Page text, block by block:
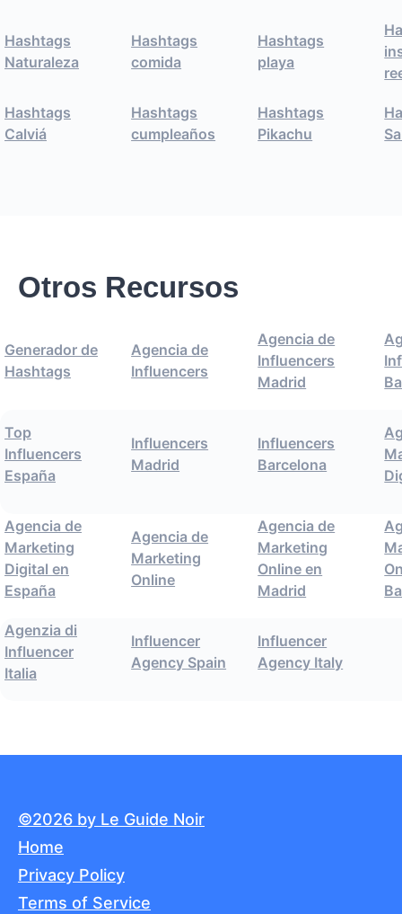
Hashtags
Naturaleza
Hashtags
comida
Hashtags
playa
Hashtags
Calviá
Hashtags
cumpleaños
Hashtags
Pikachu
Otros Recursos
Generador de
Hashtags
Agencia de
Influencers
Agencia de
Influencers
Madrid
Top
Influencers
España
Influencers
Madrid
Influencers
Barcelona
Agencia de
Marketing
Digital en
España
Agencia de
Marketing
Online
Agencia de
Marketing
Online en
Madrid
Agenzia di
Influencer
Italia
Influencer
Agency Spain
Influencer
Agency Italy
©2026 by Le Guide Noir
Home
Privacy Policy
Terms of Service